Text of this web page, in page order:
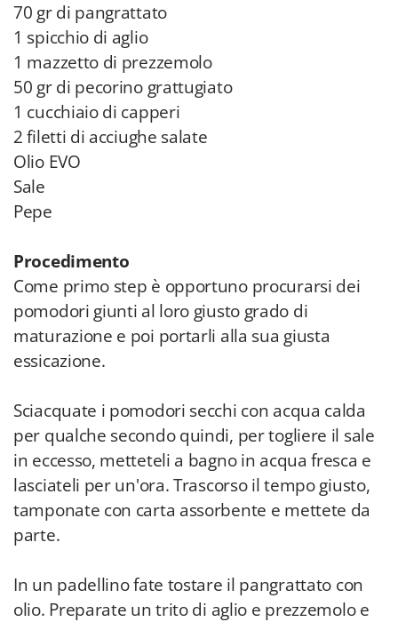
70 gr di pangrattato
1 spicchio di aglio
1 mazzetto di prezzemolo
50 gr di pecorino grattugiato
1 cucchiaio di capperi
2 filetti di acciughe salate
Olio EVO
Sale
Pepe
Procedimento
Come primo step è opportuno procurarsi dei
pomodori giunti al loro giusto grado di
maturazione e poi portarli alla sua giusta
essicazione.
Sciacquate i pomodori secchi con acqua calda
per qualche secondo quindi, per togliere il sale
in eccesso, metteteli a bagno in acqua fresca e
lasciateli per un'ora. Trascorso il tempo giusto,
tamponate con carta assorbente e mettete da
parte.
In un padellino fate tostare il pangrattato con
olio. Preparate un trito di aglio e prezzemolo e